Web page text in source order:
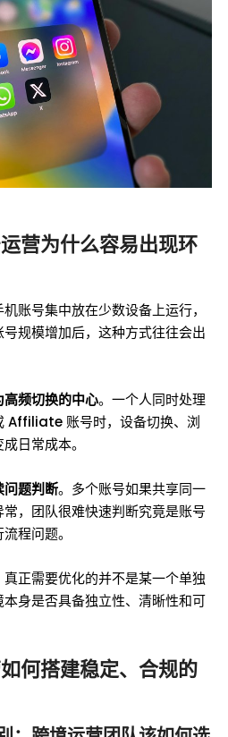
营为什么容易出现环
账号集中放在少数设备上运行，
规模增加后，这种方式往往会出
频切换的中心。一个人同时处理
Affiliate 账号时，设备切换、浏
日常成本。
问题判断。多个账号如果共享同一
，团队很难快速判断究竟是账号
程问题。
正需要优化的并不是某一个单独
身是否具备独立性、清晰性和可
何搭建稳定、合规的